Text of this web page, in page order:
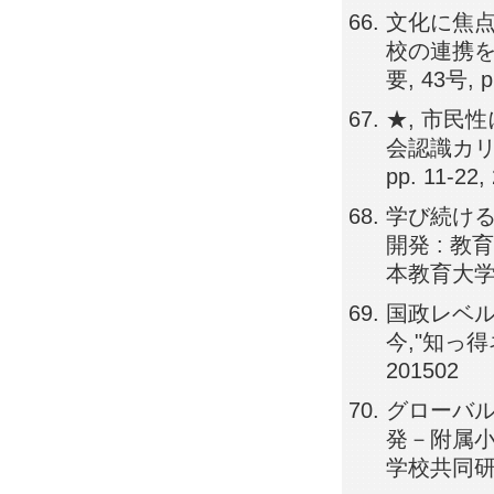
文化に焦
校の連携
要, 43号,
★, 市民性
会認識カ
pp. 11-22,
学び続け
開発 : 教
本教育大
国政レベ
今,"知っ
201502
グローバ
発－附属
学校共同